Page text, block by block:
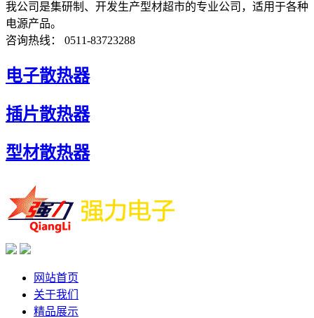
我公司是集研制、开发生产型材超市的专业公司，适用于各种
电源产品。
咨询热线： 0511-83723288
电子散热器
插片散热器
型材散热器
网站首页
关于我们
精品展示